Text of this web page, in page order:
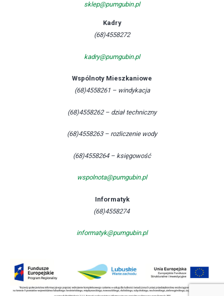
sklep@pumgubin.pl
Kadry
(68)4558272
kadry@pumgubin.pl
Wspólnoty Mieszkaniowe
(68)4558261 – windykacja
(68)4558262 – dział techniczny
(68)4558263 – rozliczenie wody
(68)4558264 – księgowość
wspolnota@pumgubin.pl
Informatyk
(68)4558274
informatyk@pumgubin.pl